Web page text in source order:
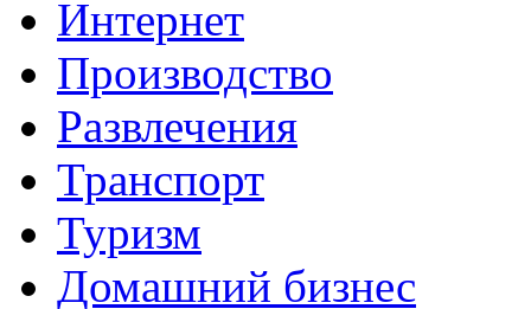
Интернет
Производство
Развлечения
Транспорт
Туризм
Домашний бизнес